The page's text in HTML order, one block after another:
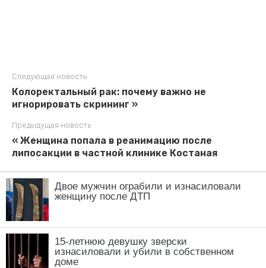
Следующая новость
Колоректальный рак: почему важно не
игнорировать скрининг »
Предыдущая новость
« Женщина попала в реанимацию после
липосакции в частной клинике Костаная
Двое мужчин ограбили и изнасиловали
женщину после ДТП
15-летнюю девушку зверски
изнасиловали и убили в собственном
доме